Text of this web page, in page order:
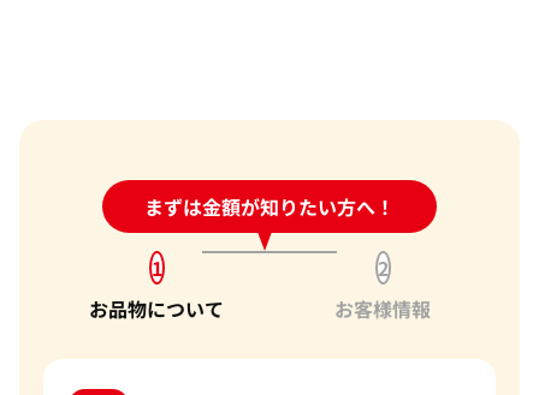
まずは金額が知りたい方へ！
24時間受付中!問い合わせフォーム
1
お品物について
2
お客様情報